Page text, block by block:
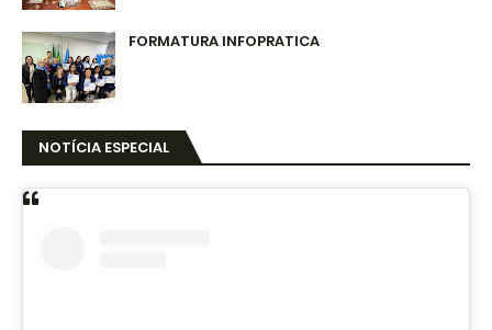
FORMATURA INFOPRATICA
NOTÍCIA ESPECIAL